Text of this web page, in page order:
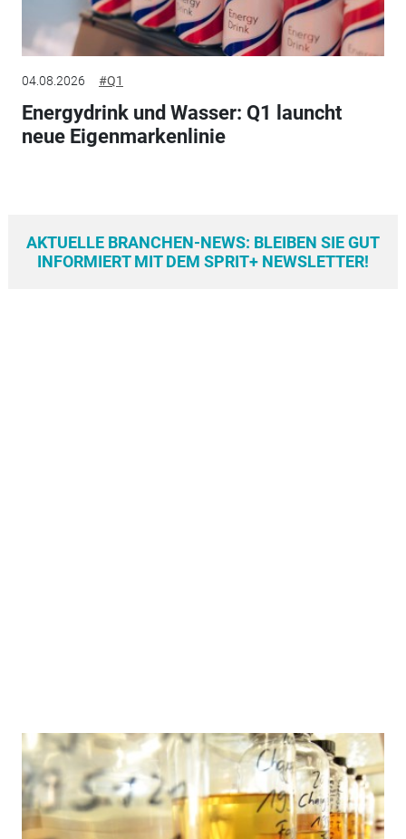
04.08.2026 #Q1
Energydrink und Wasser: Q1 launcht
neue Eigenmarkenlinie
AKTUELLE BRANCHEN-NEWS: BLEIBEN SIE GUT
INFORMIERT MIT DEM SPRIT+ NEWSLETTER!